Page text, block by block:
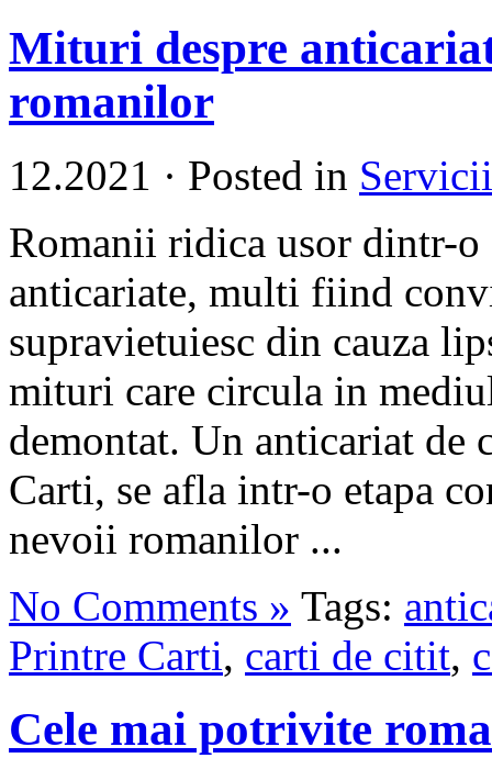
Mituri despre
romanilor
12.2021 · Posted in
Romanii ridica usor dintr-o
anticariate, multi fiind
supravietuiesc din cauza
mituri care circula in
demontat. Un anticariat de
Carti, se afla intr-o etapa
nevoii romanilor ...
No Comments » Tags:
Printre Carti, carti de citit,
Cele mai potrivite